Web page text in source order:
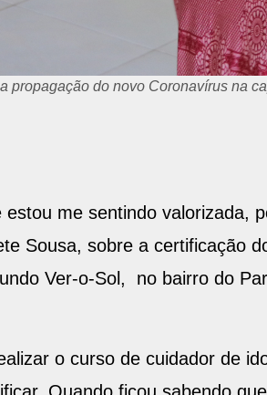
propagação do novo Coronavírus na
me sentindo valorizada,
Sousa, sobre a certificação
Ver-o-Sol, no bairro do
o curso de cuidador de